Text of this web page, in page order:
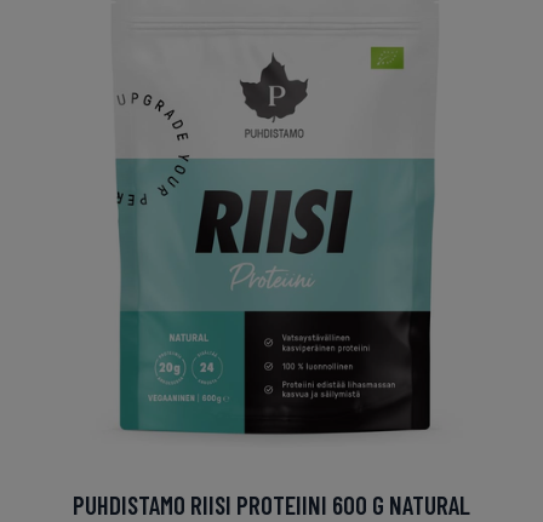
PUHDISTAMO RIISI PROTEIINI 600 G NATURAL